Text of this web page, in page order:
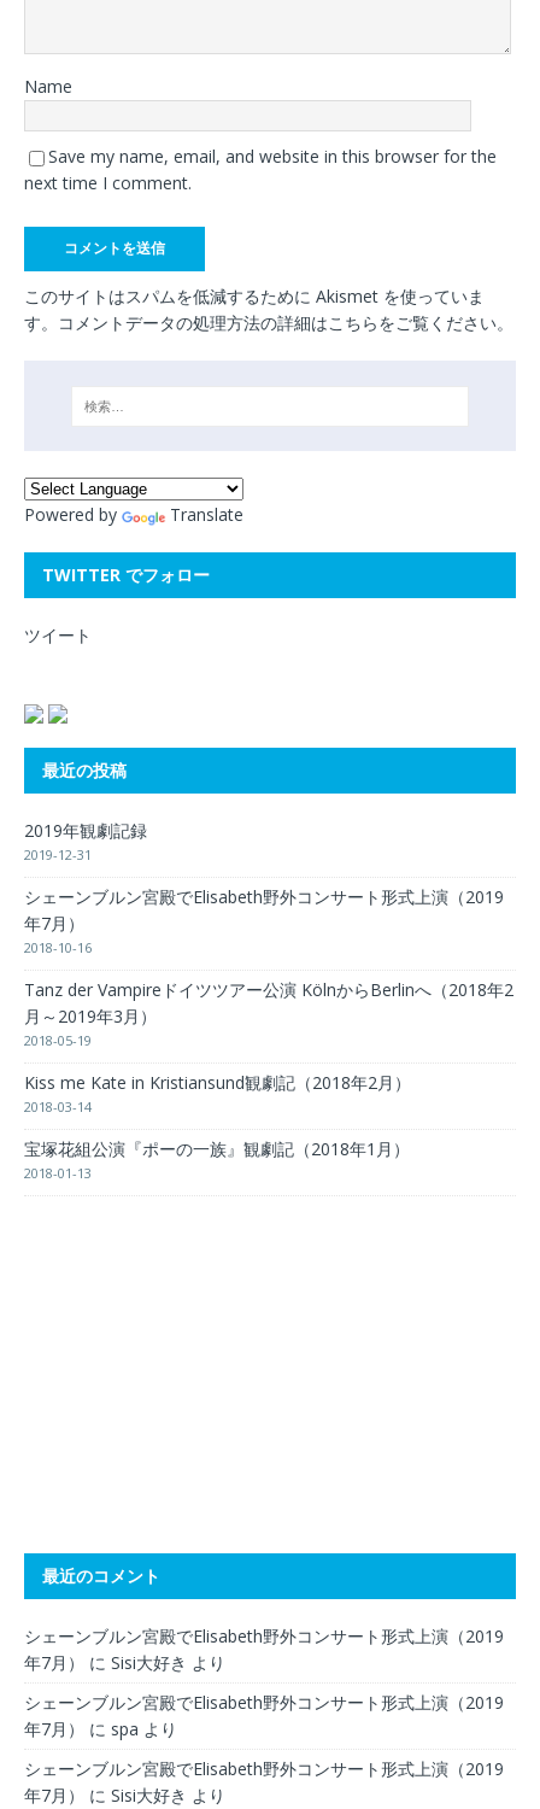
Name
Save my name, email, and website in this browser for the
next time I comment.
このサイトはスパムを低減するために Akismet を使っていま
す。 コメントデータの処理方法の詳細はこちらをご覧ください。
Powered by Translate
TWITTER でフォロー
ツイート
最近の投稿
2019年観劇記録
2019-12-31
シェーンブルン宮殿でElisabeth野外コンサート形式上演（2019
年7月）
2018-10-16
Tanz der Vampireドイツツアー公演 KölnからBerlinへ（2018年2
月～2019年3月）
2018-05-19
Kiss me Kate in Kristiansund観劇記（2018年2月）
2018-03-14
宝塚花組公演『ポーの一族』観劇記（2018年1月）
2018-01-13
最近のコメント
シェーンブルン宮殿でElisabeth野外コンサート形式上演（2019
年7月）
に Sisi大好き より
シェーンブルン宮殿でElisabeth野外コンサート形式上演（2019
年7月）
に spa より
シェーンブルン宮殿でElisabeth野外コンサート形式上演（2019
年7月）
に Sisi大好き より